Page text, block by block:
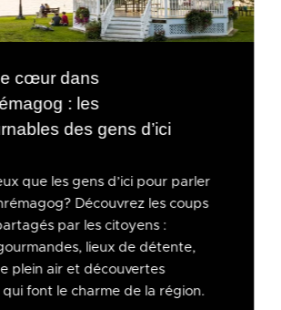
cœur dans
: les
des gens d’ici
que les gens d’ici pour parler
Découvrez les coups
par les citoyens :
lieux de détente,
plein air et découvertes
qui font le charme de la région.